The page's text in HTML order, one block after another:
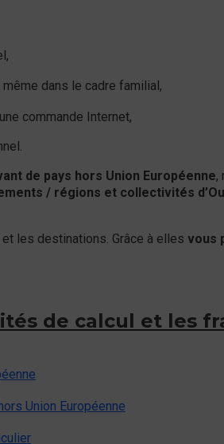
dans le cadre familial,
commande Internet,
de pays hors Union Européenne,
/ régions et collectivités
les destinations. Grâce à elles vous
de calcul et les
Union Européenne